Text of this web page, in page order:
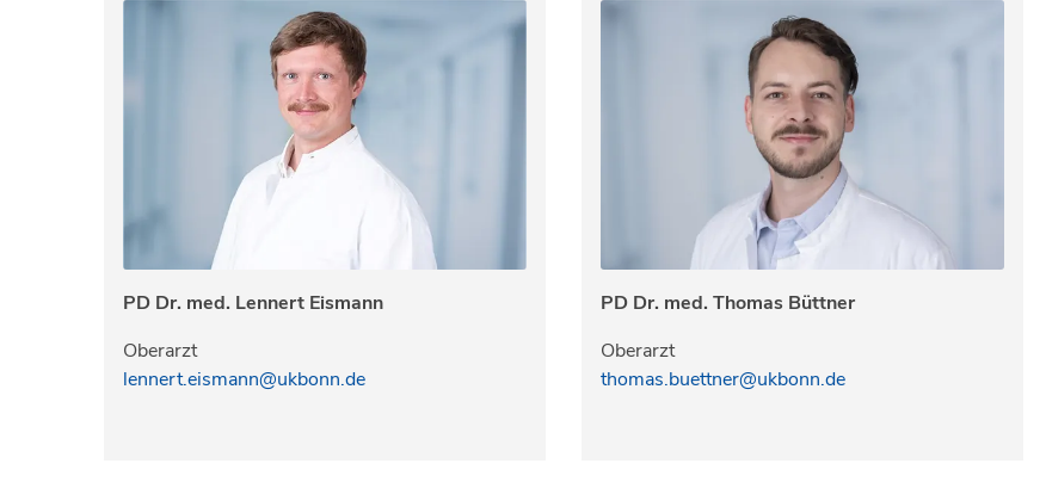
PD Dr. med. Lennert Eismann
Oberarzt
lennert.eismann@ukbonn.de
PD Dr. med. Thomas Büttner
Oberarzt
thomas.buettner@ukbonn.de